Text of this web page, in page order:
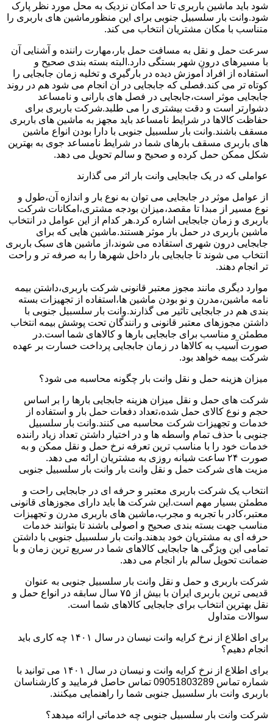
شود باید ماشین باربری تا حد امکان نزدیک به محل مورد نظر پارک
شود.وانت بار سلسبیل جنوبی برای این منظورماشین های باربری را
متناسب با مکان مشتریان انتخاب می کند.
سرعت حمل و نقل به مسافت حمل بار،مهارت راننده و آشنایی آن
با مسیرهای درون شهر بستگی دارد.البته بسته بندی صحیح و
استفاده از افراد آموزش دیده در بارگیری و تخلیه زمان جابجایی را
کوتاه تر می کند.فصلی که جابجایی در آن انجام می شود هم در روند
جابجایی موثر است،جابجایی در فصل های بارانی و نامساعد
دشوارتر است و دقت بیشتری را می طلبد.شرکت باربری برای
حفاظت کالاها در شرایط نامساعد باید مجهز به ماشین های باربری
مسقف باشند.وانت بار سلسبیل جنوبی با دارا بودن انواع ماشین
های باربری مسقف بارهای شما در شرایط نامساعد جوی به بهترین
شکل ممکن حمل کرده و صحیح و سالم تحویل می دهد.
عواملی که در یک جابجایی وانت بار اثر می گذارند
از عوامل موثر در جابجایی می توان به نوع بار و اندازه آن،طول و
نوع مسیر از مبدا تا مقصد،میزان بودجه مشتری،امکانات شرکت
باربری و زمان جابجایی اشاره کرد.هر کدام از این عوامل در انتخاب
ماشین باربری در حمل بار موثر هستند.ماشین هایی که برای
جابجایی درون شهری استفاده می شوند،از ماشین های سبک باربری
انتخاب می شوند تا جابجایی بار داخل شهرها را به صرفه تر و راحت
تر انجام دهند.
موارد دیگری مانند مجوز معتبر قانونی شرکت باربری،داشتن بیمه
نامه ماشین،مدرن و نو بودن ماشین ها،استفاده از تجهیزات بسته
بندی هم در جابجایی تاثیر می گذارند.وانت بار سلسبیل جنوبی با
داشتن مجوزهای معتبر قانونی و رانندگان تحت پوشش بیمه انتخاب
مطمئن و مناسب برای جابجایی بارها و کالاهای شما است.در
صورت آسیب به کالاها در زمان جابجایی پرداخت خسارت بر عهده
شرکت بیمه خواهد بود.
میزان هزینه حمل و نقل وانت بار چگونه محاسبه می شود؟
شرکت های حمل و نقل میزان هزینه جابجایی بارها را بر اساس
حجم و نوع کالای حمل شده،تعداد دفعات حمل بار و استفاده از
خدمات و تجهیزات شرکت محاسبه می کنند.وانت بار سلسبیل
جنوبی با حذف تمام واسطه ها و در اختیار داشتن تعداد زیاد راننده
خدمات خود را با مناسب ترین تعرفه نرخ حمل و نقل ممکن و به
صورت ۲۴ ساعت شبانه روزی به مشتریان ارائه می دهد.
مزیت های شرکت حمل و نقل وانت بار وانت بار سلسبیل جنوبی
انتخاب یک شرکت باربری معتبر و حرفه ای در جابجایی راحت و
مطمئن بسیار مهم است.این شرکت ها باید دارای مجوزهای قانونی
معتبر،کادر با تجربه و مجرب،ماشین های باربری مدرن و تجهیزات
مناسب جهت بسته بندی صحیح و اصولی باشند تا بتوانند خدمات
حرفه ای به مشتریان خود بدهند.وانت بار سلسبیل جنوبی با داشتن
تمامی این ویژگی ها جابجایی کالاهای شما در سریع ترین زمان و با
ضمانت تحویل سالم بار انجام می دهد.
شرکت باربری و حمل و نقل وانت بار سلسبیل جنوبی به عنوان
قدیمی ترین باربری ایران با بیش از ۷۵ سال سابقه در انواع حمل و
نقل بهترین انتخاب برای جابجایی کالاهای شما است.
سوالات متداول
برای اطلاع از نرخ کرایه وانت نیسان در سال ۱۴۰۱ چه کاری باید
انجام دهیم؟
برای اطلاع از نرخ کرایه وانت و نیسان در سال ۱۴۰۱ می توانید با
شماره تماس 09051803289 تماس حاصل فرمایید و کارشناسان
باربری وانت بار سلسبیل جنوبی شما را راهنمایی میکنند.
شرکت وانت بار سلسبیل جنوبی چه خدماتی ارائه میدهد؟